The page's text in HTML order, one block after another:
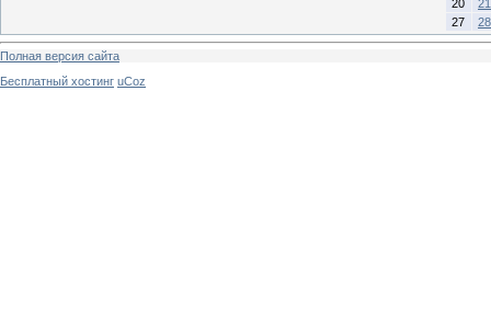
20
21
27
28
Полная версия сайта
Бесплатный хостинг uCoz